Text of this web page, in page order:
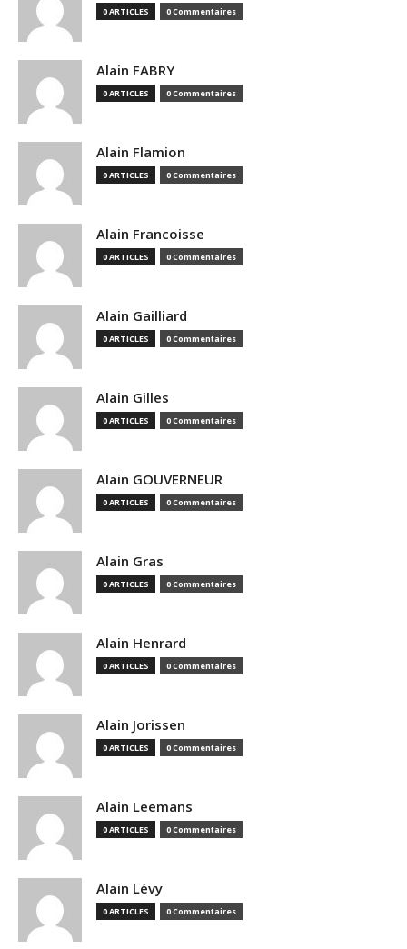
0 ARTICLES 0 Commentaires
Alain FABRY
0 ARTICLES 0 Commentaires
Alain Flamion
0 ARTICLES 0 Commentaires
Alain Francoisse
0 ARTICLES 0 Commentaires
Alain Gailliard
0 ARTICLES 0 Commentaires
Alain Gilles
0 ARTICLES 0 Commentaires
Alain GOUVERNEUR
0 ARTICLES 0 Commentaires
Alain Gras
0 ARTICLES 0 Commentaires
Alain Henrard
0 ARTICLES 0 Commentaires
Alain Jorissen
0 ARTICLES 0 Commentaires
Alain Leemans
0 ARTICLES 0 Commentaires
Alain Lévy
0 ARTICLES 0 Commentaires